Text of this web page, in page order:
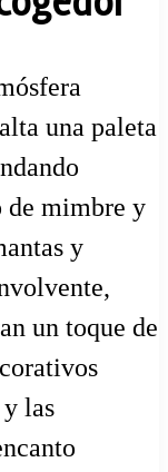
una paleta
de mimbre y
y
un toque de
las